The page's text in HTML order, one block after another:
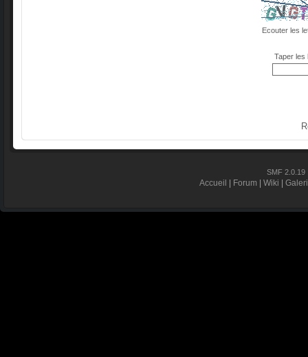
Ecouter les
Taper les
SMF 2.0.19
Accueil | Forum | Wiki |